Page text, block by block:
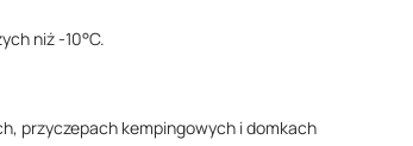
niż -10°C.
przyczepach kempingowych i domkach